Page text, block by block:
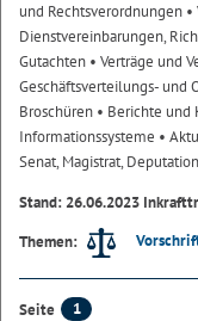
und Rechtsverordnungen
Dienstvereinbarungen,
Gutachten • Verträge und
Geschäftsverteilungs- und
Broschüren • Berichte und
Informationssysteme •
Senat, Magistrat,
Stand: 26.06.2023
Themen:
Seite
1